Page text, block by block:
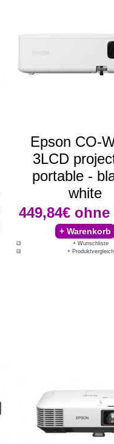
Epson CO-
3LCD
portable -
white
449,84€ ohne
+ Wunschliste
+ Produktvergleich